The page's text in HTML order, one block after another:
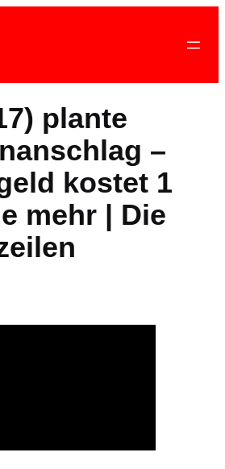
plante
–
kostet 1
mehr | Die